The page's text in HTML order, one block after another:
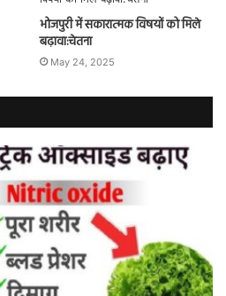
भोजपुरी में सकारात्मक विषयों को मिले
बढ़ावा:चेतना
May 24, 2025